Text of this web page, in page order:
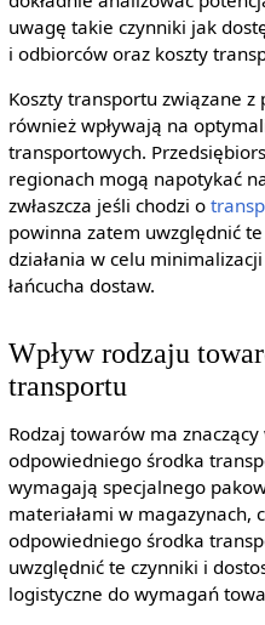
uwagę takie czynniki jak
i odbiorców oraz koszty
Koszty transportu związane z
również wpływają na
transportowych.
regionach mogą napotykać
zwłaszcza jeśli chodzi o
powinna zatem uwzględnić
działania w celu
łańcucha dostaw.
Wpływ rodzaju
transportu
Rodzaj towarów ma
odpowiedniego środka
wymagają specjalnego
materiałami w magazynach,
odpowiedniego środka
uwzględnić te czynniki i
logistyczne do wymagań